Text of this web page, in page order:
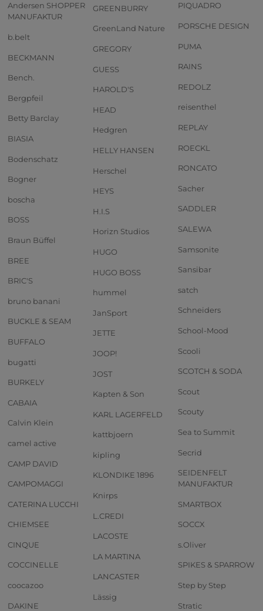
Andersen SHOPPER
MANUFAKTUR
b.belt
BECKMANN
Bench.
Bergpfeil
Betty Barclay
BIASIA
Bodenschatz
Bogner
boscha
BOSS
Braun Büffel
BREE
BRIC'S
bruno banani
BUCKLE & SEAM
BUFFALO
bugatti
BURKELY
CABAIA
Calvin Klein
camel active
CAMP DAVID
CAMPOMAGGI
CATERINA LUCCHI
CHIEMSEE
CINQUE
COCCINELLE
coocazoo
DAKINE
GREENBURRY
GreenLand Nature
GREGORY
GUESS
HAROLD'S
HEAD
Hedgren
HELLY HANSEN
Herschel
HEYS
H.I.S
Horizn Studios
HUGO
HUGO BOSS
hummel
JanSport
JETTE
JOOP!
JOST
Kapten & Son
KARL LAGERFELD
kattbjoern
kipling
KLONDIKE 1896
Knirps
L.CREDI
LACOSTE
LA MARTINA
LANCASTER
Lässig
PIQUADRO
PORSCHE DESIGN
PUMA
RAINS
REDOLZ
reisenthel
REPLAY
ROECKL
RONCATO
Sacher
SADDLER
SALEWA
Samsonite
Sansibar
satch
Schneiders
School-Mood
Scooli
SCOTCH & SODA
Scout
Scouty
Sea to Summit
Secrid
SEIDENFELT
MANUFAKTUR
SMARTBOX
SOCCX
s.Oliver
SPIKES & SPARROW
Step by Step
Stratic